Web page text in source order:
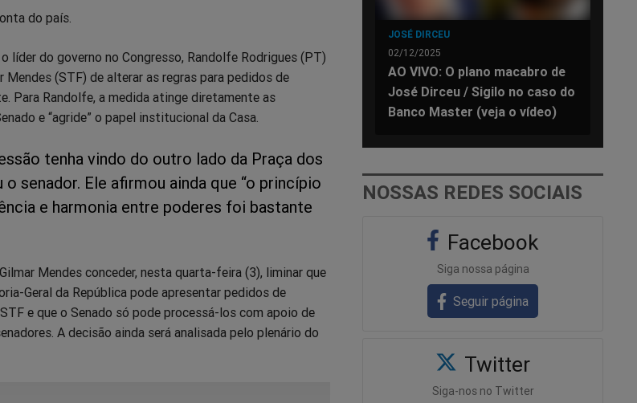
no
Gettr
do país.
líder do governo no Congresso, Randolfe Rodrigues (PT)
(STF) de alterar as regras para pedidos de
Para Randolfe, a medida atinge diretamente as
e “agride” o papel institucional da Casa.
tenha vindo do outro lado da Praça dos
senador. Ele afirmou ainda que “o princípio
e harmonia entre poderes foi bastante
Mendes conceder, nesta quarta-feira (3), liminar que
Geral da República pode apresentar pedidos de
e que o Senado só pode processá-los com apoio de
A decisão ainda será analisada pelo plenário do
JOSÉ DIRCEU
02/12/2025
AO VIVO: O plano macabro de
José Dirceu / Sigilo no caso do
Banco Master (veja o vídeo)
NOSSAS REDES SOCIAIS
Facebook
Siga nossa página
Seguir página
Twitter
Siga-nos no Twitter